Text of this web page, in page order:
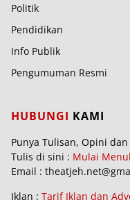
Politik
Pendidikan
Info Publik
Pengumuman Resmi
HUBUNGI KAMI
Punya Tulisan, Opini
Tulis di sini : Mulai
Email :
Iklan : Tarif Iklan dan